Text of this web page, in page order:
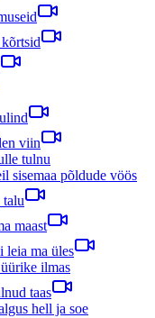
viin
tulnu
sisemaa põldude vöös
talu
maast
leia ma üles
ilmas
taas
hell ja soe